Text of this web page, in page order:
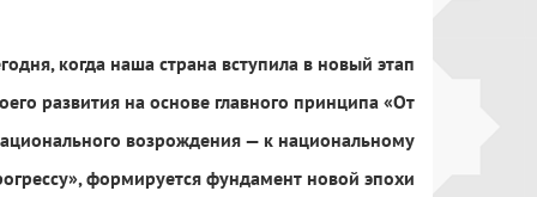
вступила в новый этап
главного принципа «От
— к национальному
новой эпохи